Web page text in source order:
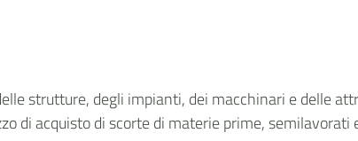
strutture, degli impianti, dei macchinari e delle
di acquisto di scorte di materie prime,